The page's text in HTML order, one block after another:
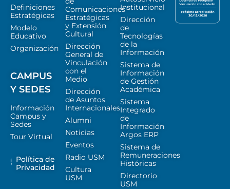
Definiciones
Estratégicas
Modelo
Educativo
Organización
CAMPUS
Y SEDES
Información
Campus y
Sedes
Tour Virtual
Política de
Privacidad
Comunicaciones
Estratégicas
y Extensión
Cultural
Dirección
General de
Vinculación
con el
Medio
Dirección
de Asuntos
Internacionales
Alumni
Noticias
Eventos
Radio USM
Cultura
USM
Institucional
Dirección
de
Tecnologías
de la
Información
Sistema de
Información
de Gestión
Académica
Sistema
Integrado
de
Información
Argos ERP
Sistema de
Remuneraciones
Históricas
Directorio
USM